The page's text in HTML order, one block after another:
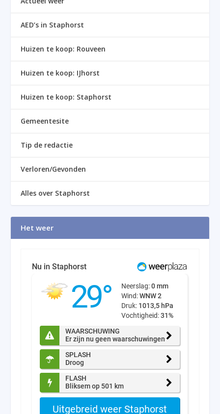
AED’s in Staphorst
Huizen te koop: Rouveen
Huizen te koop: IJhorst
Huizen te koop: Staphorst
Gemeentesite
Tip de redactie
Verloren/Gevonden
Alles over Staphorst
Het weer